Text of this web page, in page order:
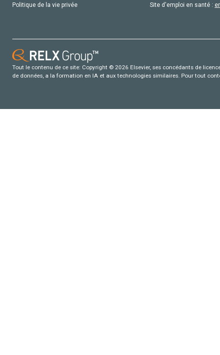
Politique de la vie privée
Site d'emploi en santé :
Tout le contenu de ce site: Copyright © 2026 Elsevier, ses concédants de
de données, a la formation en IA et aux technologies similaires. Pour tout